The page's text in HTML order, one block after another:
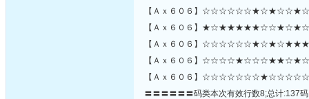
【Ａｘ６０６】
【Ａｘ６０６】
【Ａｘ６０６】
【Ａｘ６０６】
【Ａｘ６０６】
〓〓〓〓〓〓码类本次有效行数8;总计:137